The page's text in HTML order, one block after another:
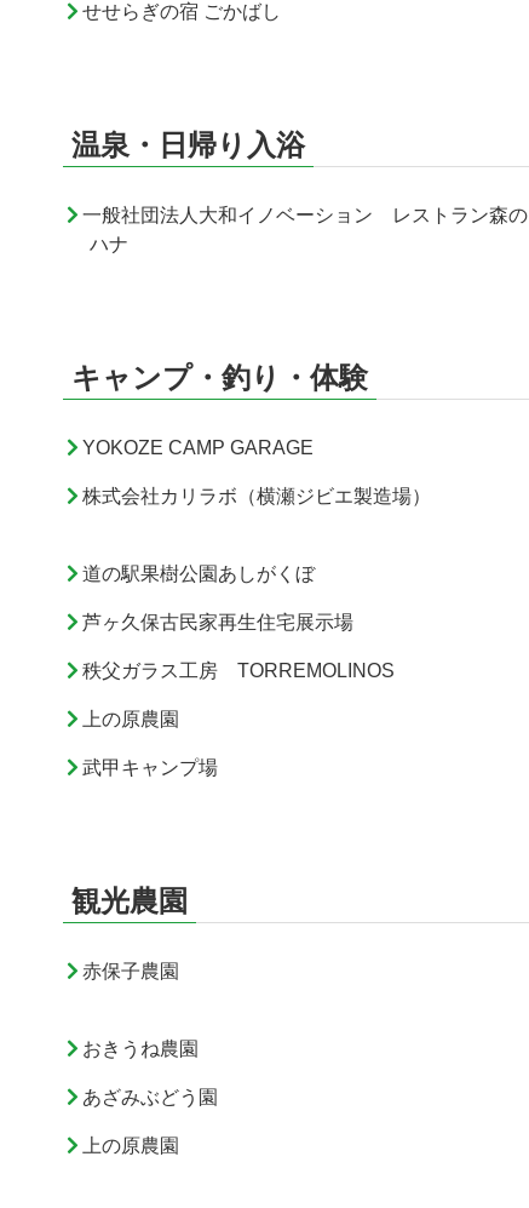
せせらぎの宿 ごかばし
温泉・日帰り入浴
一般社団法人大和イノベーション レストラン森の
ハナ
キャンプ・釣り・体験
YOKOZE CAMP GARAGE
株式会社カリラボ（横瀬ジビエ製造場）
道の駅果樹公園あしがくぼ
芦ヶ久保古民家再生住宅展示場
秩父ガラス工房 TORREMOLINOS
上の原農園
武甲キャンプ場
観光農園
赤保子農園
おきうね農園
あざみぶどう園
上の原農園